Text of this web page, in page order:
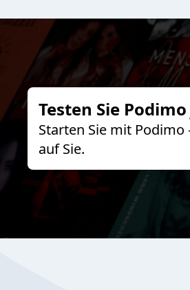
Testen Sie
Starten Sie mit
auf Sie.